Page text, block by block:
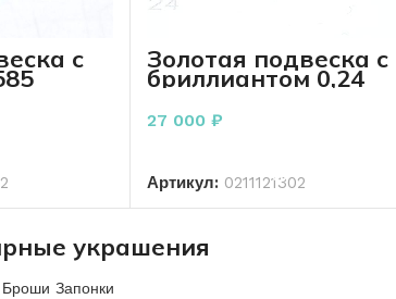
с Золотая подвеска с
бриллиантом 0,24
Карат 585 пробы 0,73
грамм
27 000 ₽
Артикул: 0211121302
украшения
Запонки